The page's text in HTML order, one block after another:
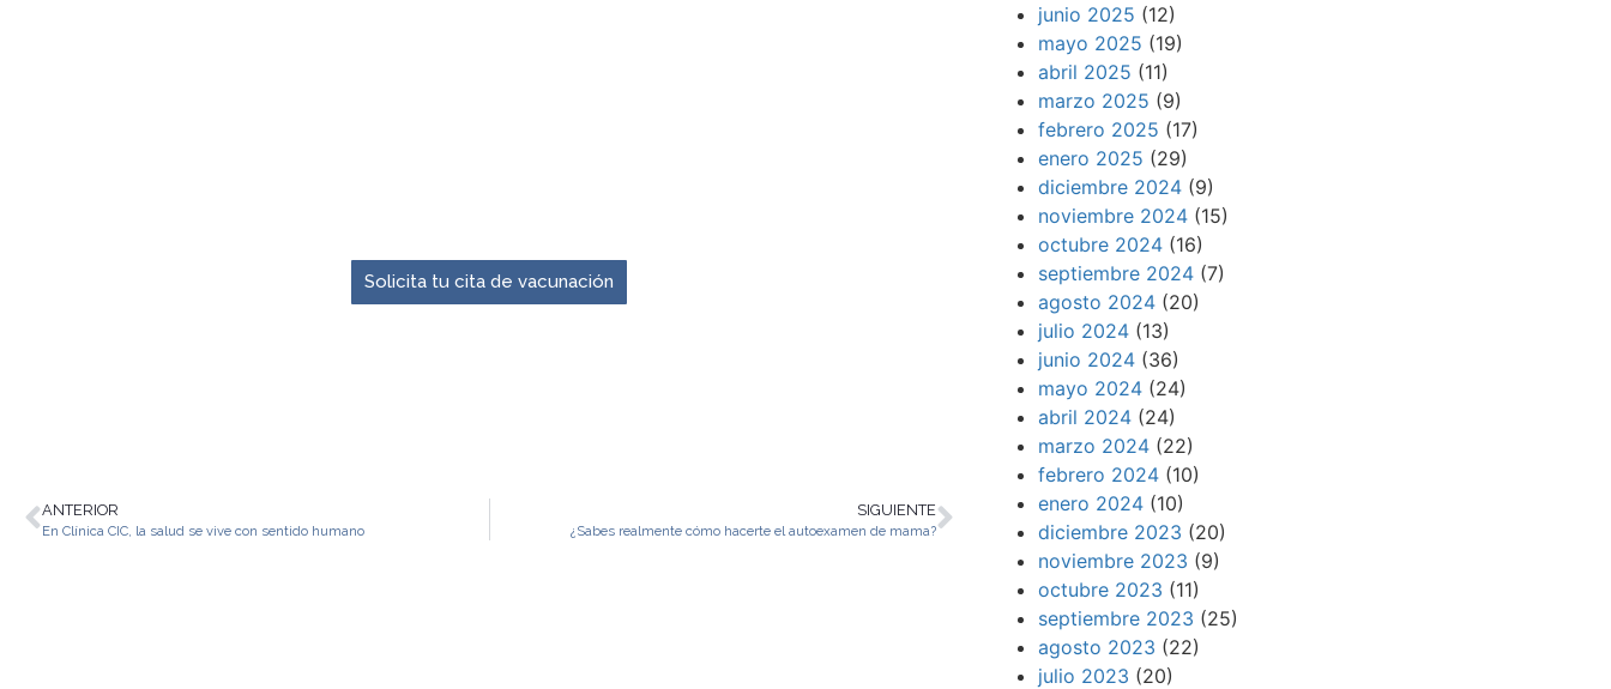
Solicita tu cita de vacunación
ANTERIOR
En Clínica CIC, la salud se vive con sentido humano
SIGUIENTE
¿Sabes realmente cómo hacerte el autoexamen de mama?
junio 2025 (12)
mayo 2025 (19)
abril 2025 (11)
marzo 2025 (9)
febrero 2025 (17)
enero 2025 (29)
diciembre 2024 (9)
noviembre 2024 (15)
octubre 2024 (16)
septiembre 2024 (7)
agosto 2024 (20)
julio 2024 (13)
junio 2024 (36)
mayo 2024 (24)
abril 2024 (24)
marzo 2024 (22)
febrero 2024 (10)
enero 2024 (10)
diciembre 2023 (20)
noviembre 2023 (9)
octubre 2023 (11)
septiembre 2023 (25)
agosto 2023 (22)
julio 2023 (20)